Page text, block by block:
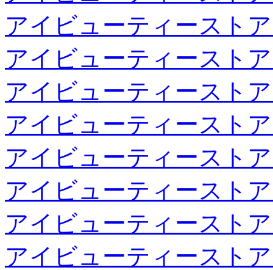
アイビューティースト
アイビューティースト
アイビューティースト
アイビューティースト
アイビューティースト
アイビューティースト
アイビューティースト
アイビューティースト